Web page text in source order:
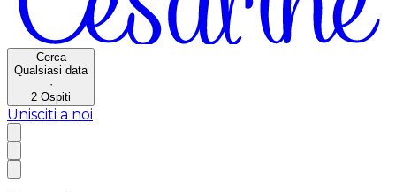
Cerca
Qualsiasi data
·
2 Ospiti
Unisciti a noi